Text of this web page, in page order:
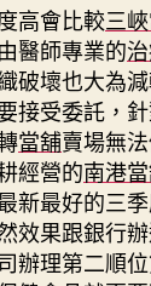
高會比較三
醫師專業的
破壞也大為
接受委託，
當舖賣場無
經營的南港
新最好的三
效果跟銀行
辦理第二順